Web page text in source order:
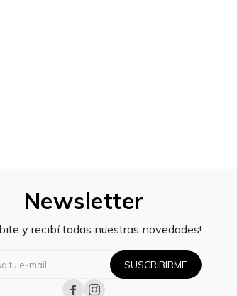
Newsletter
y recibí todas nuestras novedades!
SUSCRIBIRME
 